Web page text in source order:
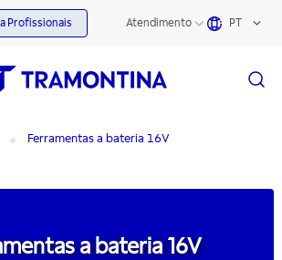
Profissionais Atendimento PT
Ferramentas a bateria 16V
a bateria 16V
| Tramontina